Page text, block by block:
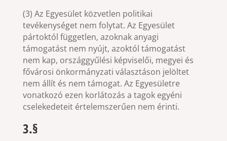
(3) Az Egyesület közvetlen politikai
tevékenységet nem folytat. Az Egyesület
pártoktól független, azoknak anyagi
támogatást nem nyújt, azoktól támogatást
nem kap, országgyűlési képviselői, megyei és
fővárosi önkormányzati választáson jelöltet
nem állít és nem támogat. Az Egyesületre
vonatkozó ezen korlátozás a tagok egyéni
cselekedeteit értelemszerűen nem érinti.
3.§